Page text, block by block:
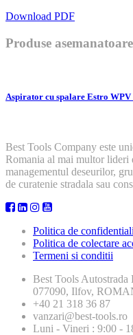
Download PDF
Produse asemanatoare
Aspirator cu spalare Estro WPV
Best Tools Company este
Romania al mai multor lideri
managementul deseurilor,
de curatenie stradala sau
Politica de
Politica de colectare
Termeni si conditii
Best Tools Autostrada
077090, Ilfov,
+40 21 318 36 87
vanzari@best-tools.ro
Luni - Vineri : 9:00 -